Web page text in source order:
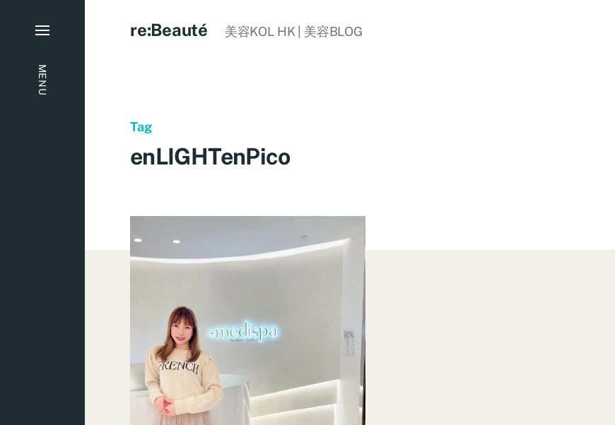
MENU
re:Beauté 美容KOL HK | 美容BLOG
Tag
enLIGHTenPico